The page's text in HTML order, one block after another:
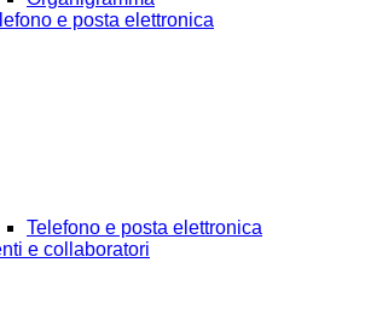
e posta elettronica
Telefono e posta elettronica
e collaboratori